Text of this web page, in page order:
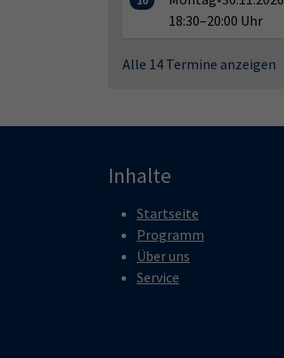
18:30–20:00 Uhr
Alle 14 Termine anzeigen
Inhalte
Startseite
Programm
Über uns
Service